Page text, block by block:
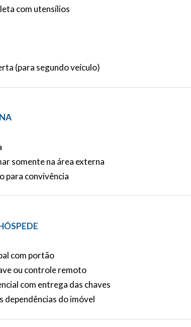
com utensílios
(para segundo veículo)
somente na área externa
para convivência
com portão
ou controle remoto
com entrega das chaves
dependências do imóvel